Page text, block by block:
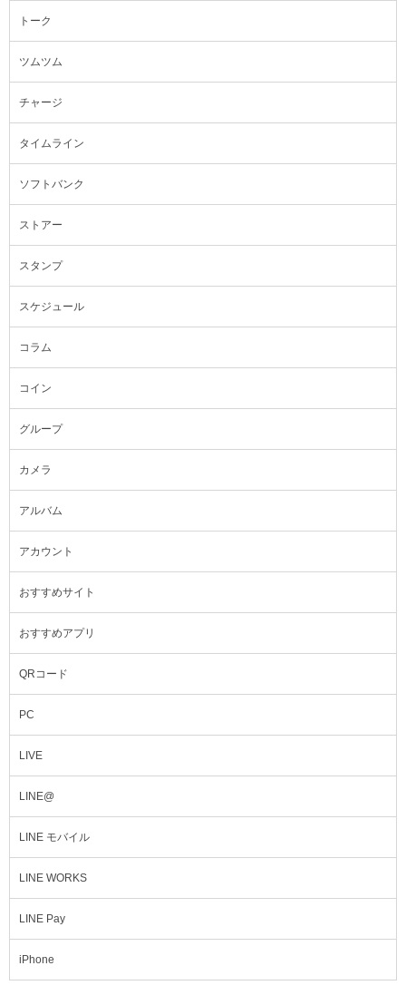
トーク
ツムツム
チャージ
タイムライン
ソフトバンク
ストアー
スタンプ
スケジュール
コラム
コイン
グループ
カメラ
アルバム
アカウント
おすすめサイト
おすすめアプリ
QRコード
PC
LIVE
LINE@
LINE モバイル
LINE WORKS
LINE Pay
iPhone